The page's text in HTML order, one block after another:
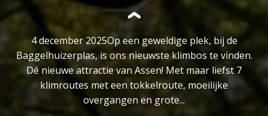
4 december 2025Op een geweldige plek, bij de
Baggelhuizerplas, is ons nieuwste klimbos te vinden.
Dé nieuwe attractie van Assen! Met maar liefst 7
klimroutes met een tokkelroute, moeilijke
overgangen en grote...